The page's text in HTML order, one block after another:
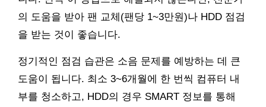
의 도움을 받아 팬 교체(팬당 1~3만원)나 HDD 점검
을 받는 것이 좋습니다.
정기적인 점검 습관은 소음 문제를 예방하는 데 큰
도움이 됩니다. 최소 3~6개월에 한 번씩 컴퓨터 내
부를 청소하고, HDD의 경우 SMART 정보를 통해